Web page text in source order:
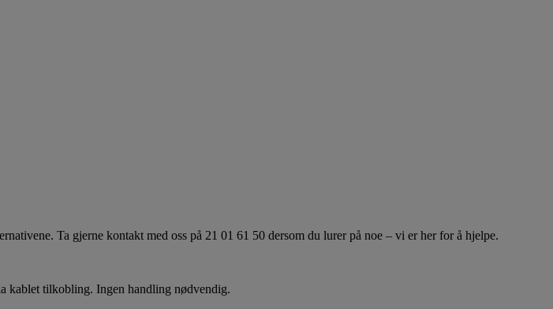
Ta gjerne kontakt med oss på 21 01 61 50 dersom du lurer på noe – vi er her for å hjelpe.
kablet tilkobling. Ingen handling nødvendig.